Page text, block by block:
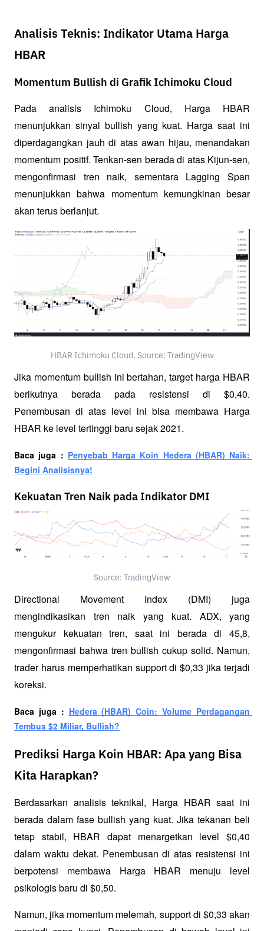
Analisis Teknis: Indikator Utama Harga
HBAR
Momentum Bullish di Grafik Ichimoku Cloud
Pada analisis Ichimoku Cloud, Harga HBAR
menunjukkan sinyal bullish yang kuat. Harga saat ini
diperdagangkan jauh di atas awan hijau, menandakan
momentum positif. Tenkan-sen berada di atas Kijun-sen,
mengonfirmasi tren naik, sementara Lagging Span
menunjukkan bahwa momentum kemungkinan besar
akan terus berlanjut.
HBAR Ichimoku Cloud. Source: TradingView
Jika momentum bullish ini bertahan, target harga HBAR
berikutnya berada pada resistensi di $0,40.
Penembusan di atas level ini bisa membawa Harga
HBAR ke level tertinggi baru sejak 2021.
Baca juga : Penyebab Harga Koin Hedera (HBAR) Naik:
Begini Analisisnya!
Kekuatan Tren Naik pada Indikator DMI
Source: TradingView
Directional Movement Index (DMI) juga
mengindikasikan tren naik yang kuat. ADX, yang
mengukur kekuatan tren, saat ini berada di 45,8,
mengonfirmasi bahwa tren bullish cukup solid. Namun,
trader harus memperhatikan support di $0,33 jika terjadi
koreksi.
Baca juga : Hedera (HBAR) Coin: Volume Perdagangan
Tembus $2 Miliar, Bullish?
Prediksi Harga Koin HBAR: Apa yang Bisa
Kita Harapkan?
Berdasarkan analisis teknikal, Harga HBAR saat ini
berada dalam fase bullish yang kuat. Jika tekanan beli
tetap stabil, HBAR dapat menargetkan level $0,40
dalam waktu dekat. Penembusan di atas resistensi ini
berpotensi membawa Harga HBAR menuju level
psikologis baru di $0,50.
Namun, jika momentum melemah, support di $0,33 akan